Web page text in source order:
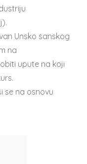
Unsko sanskog
na
upute na koji
se na osnovu